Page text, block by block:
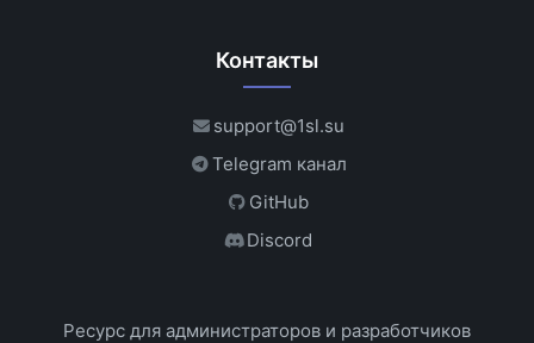
Контакты
support@1sl.su
Telegram канал
GitHub
Discord
Ресурс для администраторов и разработчиков